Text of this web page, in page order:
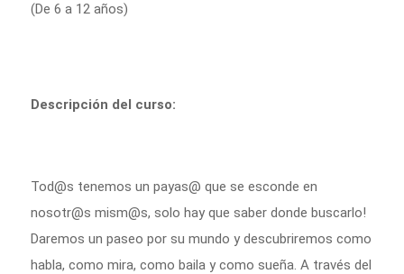
(De 6 a 12 años)
Descripción del curso:
Tod@s tenemos un payas@ que se esconde en
nosotr@s mism@s, solo hay que saber donde buscarlo!
Daremos un paseo por su mundo y descubriremos como
habla, como mira, como baila y como sueña. A través del